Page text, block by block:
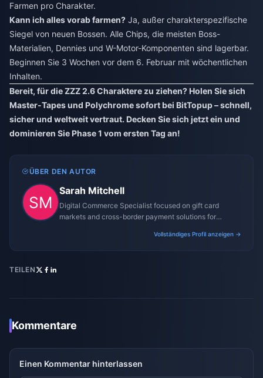
Farmen pro Charakter.
Kann ich alles vorab farmen? Ja, außer charakterspezifische
Siegel von neuen Bossen. Alle Chips, die meisten Boss-
Materialien, Dennies und W-Motor-Komponenten sind lagerbar.
Beginnen Sie 3 Wochen vor dem 6. Februar mit wöchentlichen
Inhalten.
Bereit, für die ZZZ 2.6 Charaktere zu ziehen? Holen Sie sich
Master-Tapes und Polychrome sofort bei BitTopup – schnell,
sicher und weltweit vertraut. Decken Sie sich jetzt ein und
dominieren Sie Phase 1 vom ersten Tag an!
ÜBER DEN AUTOR
Sarah Mitchell
Digital Commerce Specialist focused on gift card
markets and cross-border payment solutions for
Vollständiges Profil anzeigen →
TEILEN
Kommentare
Einen Kommentar hinterlassen